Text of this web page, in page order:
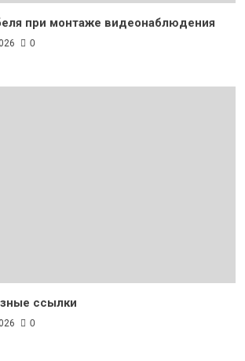
при монтаже видеонаблюдения
0
ссылки
0